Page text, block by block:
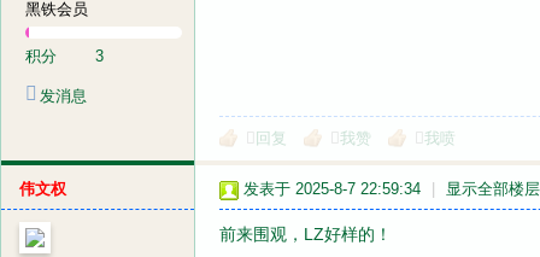
黑铁会员
积分 3
发消息
回复 我赞 我喷
伟文权 发表于 2025-8-7 22:59:34 显示全部楼层
前来围观，LZ好样的！